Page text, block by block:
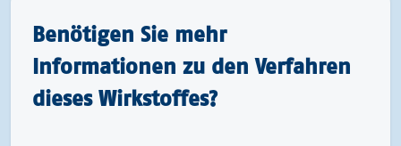
Benötigen Sie mehr
Informationen zu den Verfahren
dieses Wirkstoffes?